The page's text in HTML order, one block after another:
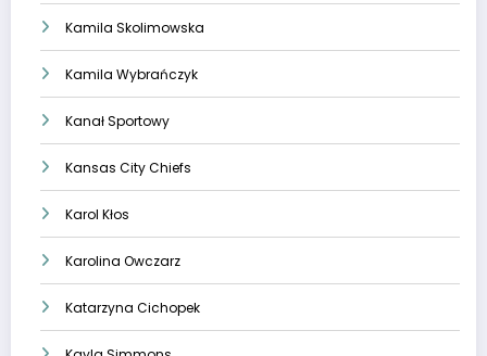
Kamila Skolimowska
Kamila Wybrańczyk
Kanał Sportowy
Kansas City Chiefs
Karol Kłos
Karolina Owczarz
Katarzyna Cichopek